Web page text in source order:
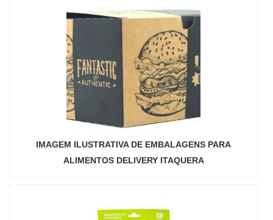
IMAGEM ILUSTRATIVA DE EMBALAGENS PARA
ALIMENTOS DELIVERY ITAQUERA